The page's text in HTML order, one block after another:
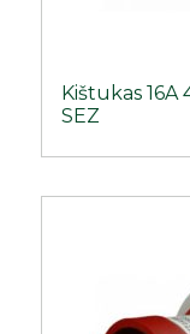
Kištukas 16A
SEZ